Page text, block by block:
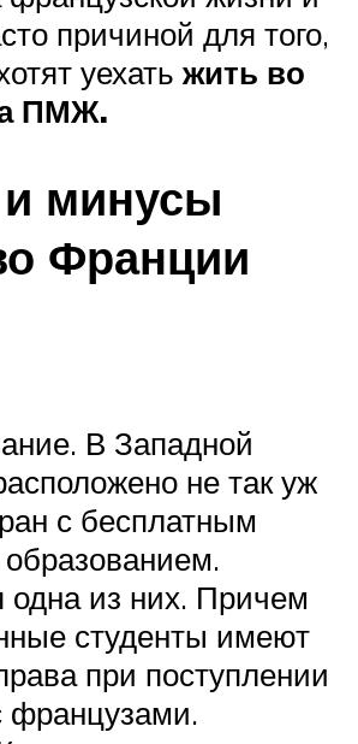
причиной для того,
уехать жить во
ПМЖ.
минусы
Франции
В Западной
не так уж
с бесплатным
из них. Причем
студенты имеют
при поступлении
французами.